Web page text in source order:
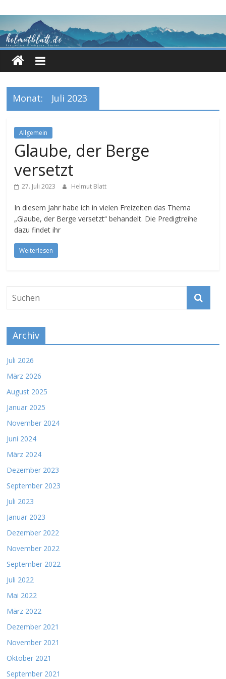
Inhalt
springen
Monat: Juli 2023
Allgemein
Glaube, der Berge
versetzt
27. Juli 2023 Helmut Blatt
In diesem Jahr habe ich in vielen Freizeiten das Thema
„Glaube, der Berge versetzt“ behandelt. Die Predigtreihe
dazu findet ihr
Weiterlesen
Archiv
Juli 2026
März 2026
August 2025
Januar 2025
November 2024
Juni 2024
März 2024
Dezember 2023
September 2023
Juli 2023
Januar 2023
Dezember 2022
November 2022
September 2022
Juli 2022
Mai 2022
März 2022
Dezember 2021
November 2021
Oktober 2021
September 2021